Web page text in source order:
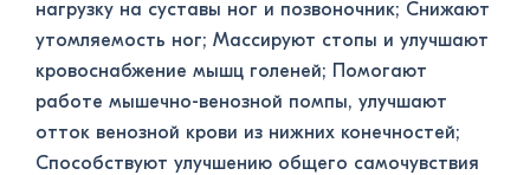
нагрузку на суставы ног и позвоночник; Снижают
утомляемость ног; Массируют стопы и улучшают
кровоснабжение мышц голеней; Помогают
работе мышечно-венозной помпы, улучшают
отток венозной крови из нижних конечностей;
Способствуют улучшению общего самочувствия